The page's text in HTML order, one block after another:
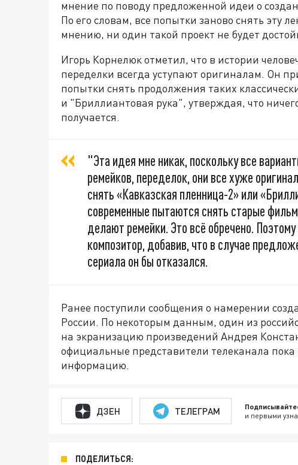
мнение по поводу предложенной идеи о
По его словам, все попытки заново снять эту
мнению, ни один такой проект не будет
Игорь Корнелюк отметил, что в истории
переделки всегда уступают оригиналам. Он
попытки снять продолжения таких
и "Бриллиантовая рука", утверждая, что
получается.
"Эта идея мне никак, поскольку все
ремейков, переделок, они все хуже
снять «Кавказская пленница-2» или
современные пытаются снять старые
делают ремейки. Это всё обречено.
композитор, добавив, что в случае
сериала он бы отказался.
Ранее поступили сообщения о намерении
России. По некоторым данным, один из
на экранизацию произведений Андрея
официальные представители телеканала
информацию.
ДЗЕН ТЕЛЕГРАМ и первыми
ПОДЕЛИТЬСЯ: